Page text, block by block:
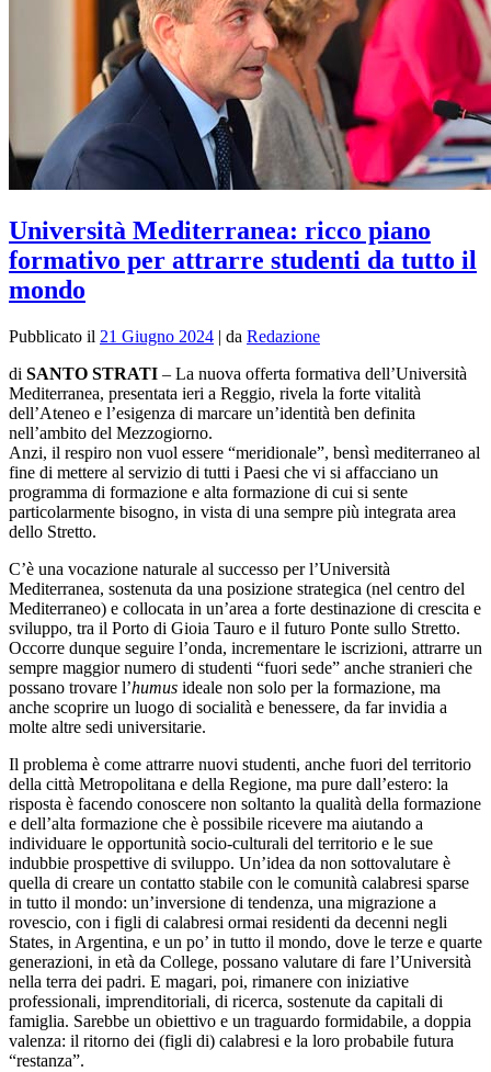
Università Mediterranea: ricco piano
formativo per attrarre studenti da tutto il
mondo
Pubblicato il 21 Giugno 2024 | da Redazione
di SANTO STRATI – La nuova offerta formativa dell’Università
Mediterranea, presentata ieri a Reggio, rivela la forte vitalità
dell’Ateneo e l’esigenza di marcare un’identità ben definita
nell’ambito del Mezzogiorno.
Anzi, il respiro non vuol essere “meridionale”, bensì mediterraneo al
fine di mettere al servizio di tutti i Paesi che vi si affacciano un
programma di formazione e alta formazione di cui si sente
particolarmente bisogno, in vista di una sempre più integrata area
dello Stretto.
C’è una vocazione naturale al successo per l’Università
Mediterranea, sostenuta da una posizione strategica (nel centro del
Mediterraneo) e collocata in un’area a forte destinazione di crescita e
sviluppo, tra il Porto di Gioia Tauro e il futuro Ponte sullo Stretto.
Occorre dunque seguire l’onda, incrementare le iscrizioni, attrarre un
sempre maggior numero di studenti “fuori sede” anche stranieri che
possano trovare l’humus ideale non solo per la formazione, ma
anche scoprire un luogo di socialità e benessere, da far invidia a
molte altre sedi universitarie.
Il problema è come attrarre nuovi studenti, anche fuori del territorio
della città Metropolitana e della Regione, ma pure dall’estero: la
risposta è facendo conoscere non soltanto la qualità della formazione
e dell’alta formazione che è possibile ricevere ma aiutando a
individuare le opportunità socio-culturali del territorio e le sue
indubbie prospettive di sviluppo. Un’idea da non sottovalutare è
quella di creare un contatto stabile con le comunità calabresi sparse
in tutto il mondo: un’inversione di tendenza, una migrazione a
rovescio, con i figli di calabresi ormai residenti da decenni negli
States, in Argentina, e un po’ in tutto il mondo, dove le terze e quarte
generazioni, in età da College, possano valutare di fare l’Università
nella terra dei padri. E magari, poi, rimanere con iniziative
professionali, imprenditoriali, di ricerca, sostenute da capitali di
famiglia. Sarebbe un obiettivo e un traguardo formidabile, a doppia
valenza: il ritorno dei (figli di) calabresi e la loro probabile futura
“restanza”.